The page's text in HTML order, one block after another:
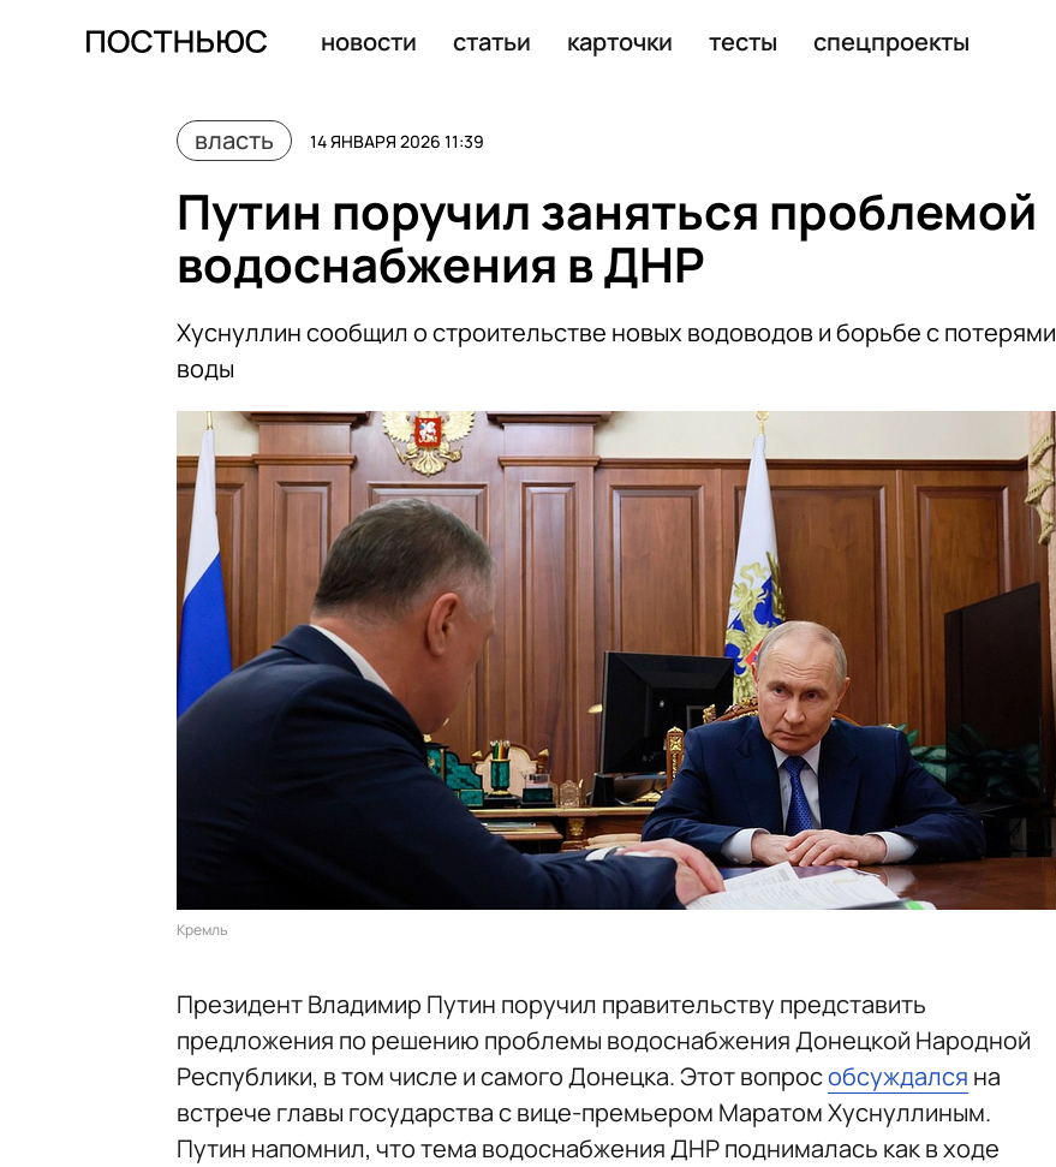
новости статьи карточки тесты спецпроекты
власть 14 ЯНВАРЯ 2026 11:39
Путин поручил заняться проблемой
водоснабжения в ДНР
Хуснуллин сообщил о строительстве новых водоводов и борьбе с потерями
воды
Кремль
Президент Владимир Путин поручил правительству представить
предложения по решению проблемы водоснабжения Донецкой Народной
Республики, в том числе и самого Донецка. Этот вопрособсуждался на
встрече главы государства с вице-премьером Маратом Хуснуллиным.
Путин напомнил, что тема водоснабжения ДНР поднималась как в ходе